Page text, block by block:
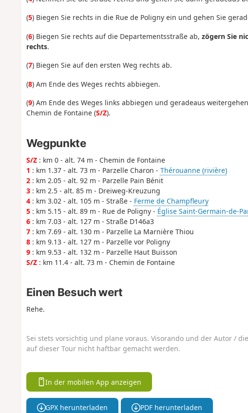
(5) Biegen Sie rechts in die Rue de Poligny ein und gehen Sie
(6) Biegen Sie rechts auf die Departementsstraße ab, zögern Sie
rechts.
(7) Biegen Sie auf den ersten Weg rechts ab.
(8) Am Ende des Weges rechts abbiegen.
(9) Am Ende des Weges links abbiegen und geradeaus
Chemin de Fontaine (S/Z).
Wegpunkte
S/Z: km 0 - alt. 74 m - Chemin de Fontaine
1 : km 1.37 - alt. 73 m - Parzelle Charon - Thérouanne (rivière)
2: km 2.05 - alt. 92 m - Parzelle Pain Bénit
3: km 2.5 - alt. 85 m - Dreiweg-Kreuzung
4: km 3.02 - alt. 105 m - Straße - Ferme de Champfleury
5: km 5.15 - alt. 89 m - Rue de Poligny - Église Saint-Germain-de-
6: km 7.03 - alt. 127 m - Straße D146a3
7: km 7.69 - alt. 130 m - Parzelle La Marnière Thiou
8: km 9.13 - alt. 127 m - Parzelle vor Poligny
9: km 9.53 - alt. 132 m - Parzelle Haut Buisson
S/Z: km 11.4 - alt. 73 m - Chemin de Fontaine
Einen Besuch wert
Rehe.
Sei stets vorsichtig und plane voraus. Visorando und der Autor /
auf dieser Tour nicht haftbar gemacht werden.
In der mobilen App anzeigen
GPX herunterladen PDF herunterladen